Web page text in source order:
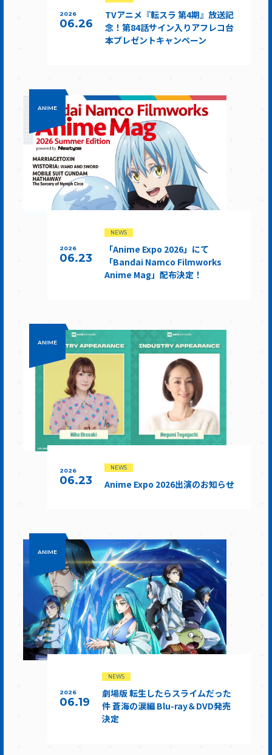
2026
06.26
TVアニメ『転スラ 第4期』放送記
念！第84話サイン入りアフレコ台
本プレゼントキャンペーン
ANIME
2026
06.23
NEWS
「Anime Expo 2026」にて
「Bandai Namco Filmworks
Anime Mag」配布決定！
ANIME
2026
06.23
NEWS
Anime Expo 2026出演のお知らせ
ANIME
2026
06.19
NEWS
劇場版 転生したらスライムだった
件 蒼海の涙編 Blu-ray＆DVD発売
決定